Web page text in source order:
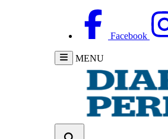
Facebook
MENU